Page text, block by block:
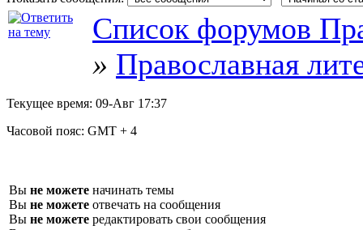
Список форумов
» Православная
Текущее время: 09-Авг 17:37
Часовой пояс: GMT + 4
Вы не можете начинать темы
Вы не можете отвечать на сообщения
Вы не можете редактировать свои сообщения